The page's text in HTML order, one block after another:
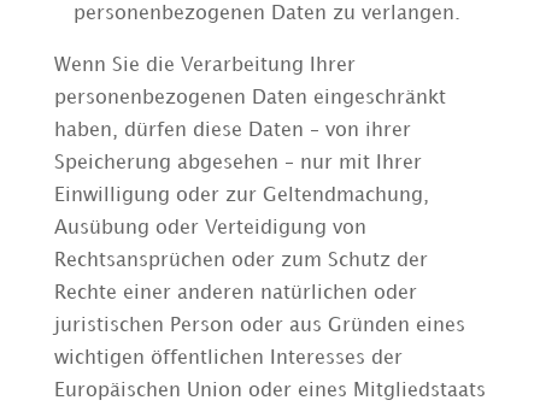
personenbezogenen Daten zu verlangen.
Wenn Sie die Verarbeitung Ihrer
personenbezogenen Daten eingeschränkt
haben, dürfen diese Daten – von ihrer
Speicherung abgesehen – nur mit Ihrer
Einwilligung oder zur Geltendmachung,
Ausübung oder Verteidigung von
Rechtsansprüchen oder zum Schutz der
Rechte einer anderen natürlichen oder
juristischen Person oder aus Gründen eines
wichtigen öffentlichen Interesses der
Europäischen Union oder eines Mitgliedstaats